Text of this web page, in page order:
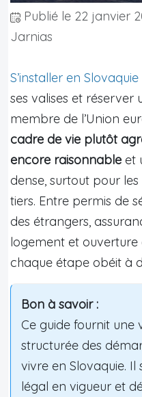
Publié le 22 janvier
Jarnias
S’installer en Slovaquie
ses valises et réserver
membre de l’Union
cadre de vie plutôt
encore raisonnable et
dense, surtout pour
tiers. Entre permis de
des étrangers,
logement et ouverture
chaque étape obéit à
Bon à savoir :
Ce guide fournit une
structurée des
vivre en Slovaquie. Il
légal en vigueur et